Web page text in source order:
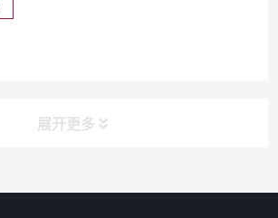
展开更多